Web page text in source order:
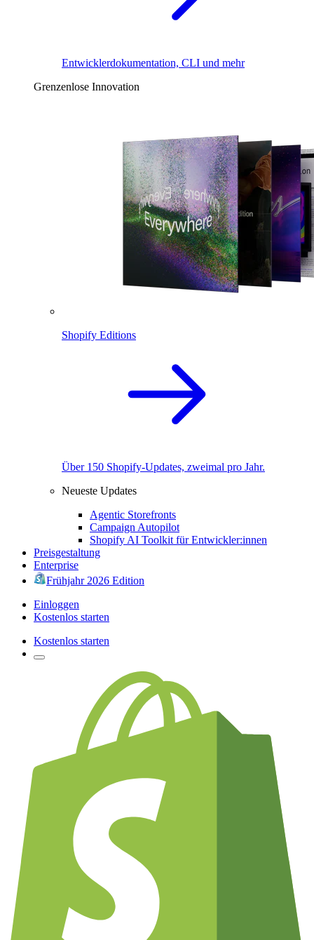
Entwicklerdokumentation, CLI und mehr
Grenzenlose Innovation
Shopify Editions
Über 150 Shopify-Updates, zweimal pro Jahr.
Neueste Updates
Agentic Storefronts
Campaign Autopilot
Shopify AI Toolkit für Entwickler:innen
Preisgestaltung
Enterprise
Frühjahr 2026 Edition
Einloggen
Kostenlos starten
Kostenlos starten